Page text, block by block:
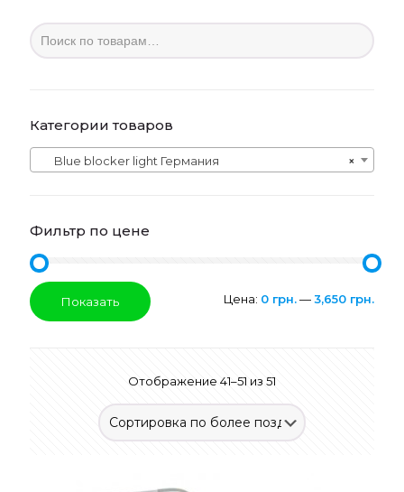
Категории товаров
×
Blue blocker light Германия
Фильтр по цене
Показать Цена: 0 грн.—3,650 грн.
Отображение 41–51 из 51